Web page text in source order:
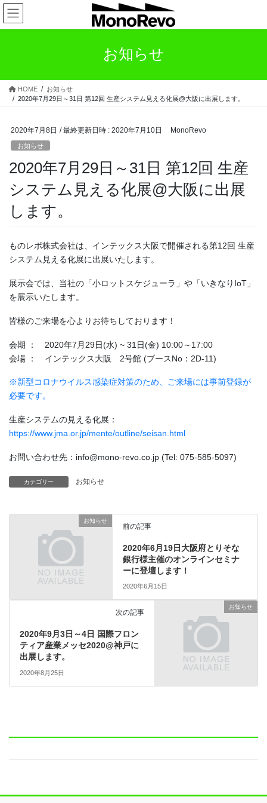
コ
ン
テ
ス
ナ
ビ
ゲ
ン
お知らせ
HOME
お知らせ
2020年7月29日～31日 第12回 生産システム見える化展@大阪に出展します。
2020年7月8日 / 最終更新日時 : 2020年7月10日 MonoRevo
お知らせ
2020年7月29日～31日 第12回 生産
システム見える化展@大阪に出展
します。
ものレボ株式会社は、インテックス大阪で開催される第12回 生産
システム見える化展に出展いたします。
展示会では、当社の「小ロットスケジューラ」や「いきなりIoT」
を展示いたします。
皆様のご来場を心よりお待ちしております！
会期 ： 2020年7月29日(水) ~ 31日(金) 10:00～17:00
会場 ： インテックス大阪 2号館 (ブースNo：2D-11)
※新型コロナウイルス感染症対策のため、ご来場には事前登録が
必要です。
生産システムの見える化展：
https://www.jma.or.jp/mente/outline/seisan.html
お問い合わせ先：info@mono-revo.co.jp (Tel: 075-585-5097)
カテゴリー お知らせ
お知らせ
前の記事
2020年6月19日大阪府とりそな
銀行様主催のオンラインセミナ
ーに登壇します！
2020年6月15日
お知らせ
次の記事
2020年9月3日～4日 国際フロン
ティア産業メッセ2020@神戸に
出展します。
2020年8月25日